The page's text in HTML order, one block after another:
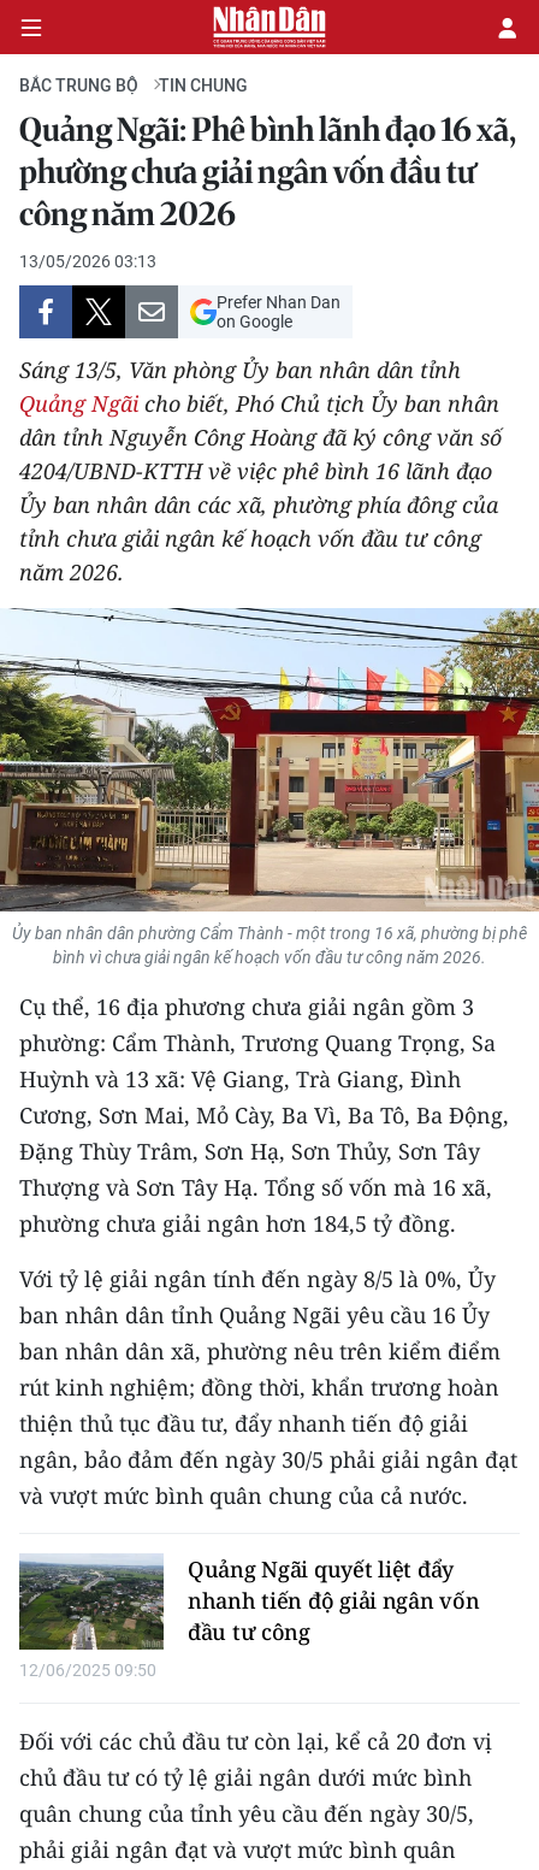
CHÍNH TRỊ
KINH TẾ
VĂN HÓA
XÃ HỘI
PHÁP LUẬT
DU LỊCH
THẾ GIỚI
THỂ THAO
GIÁO DỤC
Y TẾ
KHOA HỌC - CÔNG NGHỆ
MÔI TRƯỜNG
BẠN ĐỌC
KIỂM CHỨNG THÔNG TIN
TRI THỨC CHUYÊN SÂU
54 DÂN TỘC VIỆT NAM
CHƯƠNG TRÌNH OCOP - MỖI XÃ
MỘT SẢN PHẨM
RADIO
E-Magazine
Video
Media Chính trị
Media Kinh tế
Media Xã hội
Media Pháp luật
Media Du lịch
Media Thế giới
Media Thể thao
Media Giáo dục
BẮC TRUNG BỘ TIN CHUNG
Quảng Ngãi: Phê bình lãnh đạo 16 xã,
phường chưa giải ngân vốn đầu tư
công năm 2026
13/05/2026 03:13
Prefer Nhan Dan
on Google
Sáng 13/5, Văn phòng Ủy ban nhân dân tỉnh
Quảng Ngãi cho biết, Phó Chủ tịch Ủy ban nhân
dân tỉnh Nguyễn Công Hoàng đã ký công văn số
4204/UBND-KTTH về việc phê bình 16 lãnh đạo
Ủy ban nhân dân các xã, phường phía đông của
tỉnh chưa giải ngân kế hoạch vốn đầu tư công
năm 2026.
Ủy ban nhân dân phường Cẩm Thành - một trong 16 xã, phường bị phê
bình vì chưa giải ngân kế hoạch vốn đầu tư công năm 2026.
Cụ thể, 16 địa phương chưa giải ngân gồm 3
phường: Cẩm Thành, Trương Quang Trọng, Sa
Huỳnh và 13 xã: Vệ Giang, Trà Giang, Đình
Cương, Sơn Mai, Mỏ Cày, Ba Vì, Ba Tô, Ba Động,
Đặng Thùy Trâm, Sơn Hạ, Sơn Thủy, Sơn Tây
Thượng và Sơn Tây Hạ. Tổng số vốn mà 16 xã,
phường chưa giải ngân hơn 184,5 tỷ đồng.
Với tỷ lệ giải ngân tính đến ngày 8/5 là 0%, Ủy
ban nhân dân tỉnh Quảng Ngãi yêu cầu 16 Ủy
ban nhân dân xã, phường nêu trên kiểm điểm
rút kinh nghiệm; đồng thời, khẩn trương hoàn
thiện thủ tục đầu tư, đẩy nhanh tiến độ giải
ngân, bảo đảm đến ngày 30/5 phải giải ngân đạt
và vượt mức bình quân chung của cả nước.
Quảng Ngãi quyết liệt đẩy
nhanh tiến độ giải ngân vốn
đầu tư công
12/06/2025 09:50
Đối với các chủ đầu tư còn lại, kể cả 20 đơn vị
chủ đầu tư có tỷ lệ giải ngân dưới mức bình
quân chung của tỉnh yêu cầu đến ngày 30/5,
phải giải ngân đạt và vượt mức bình quân